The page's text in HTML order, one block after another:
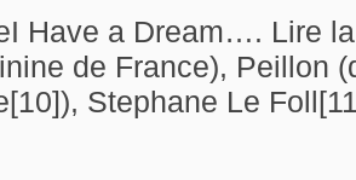
Have a Dream…. Lire
de France), Peillon
Stephane Le